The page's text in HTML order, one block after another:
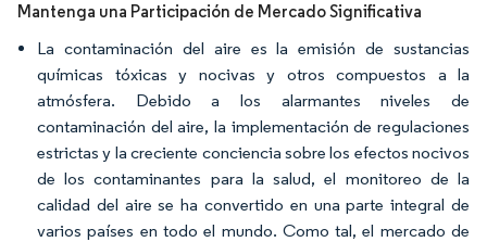
Mantenga una Participación de Mercado Significativa
La contaminación del aire es la emisión de sustancias
químicas tóxicas y nocivas y otros compuestos a la
atmósfera. Debido a los alarmantes niveles de
contaminación del aire, la implementación de regulaciones
estrictas y la creciente conciencia sobre los efectos nocivos
de los contaminantes para la salud, el monitoreo de la
calidad del aire se ha convertido en una parte integral de
varios países en todo el mundo. Como tal, el mercado de